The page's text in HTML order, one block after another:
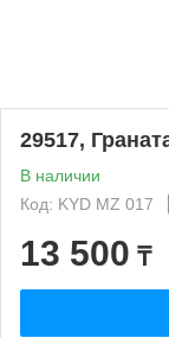
29517,
В наличии
Код: KYD MZ 017
13 500 ₸